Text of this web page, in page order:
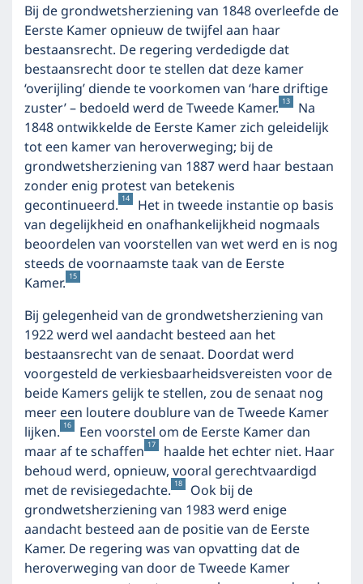
Bij de grondwetsherziening van 1848 overleefde de
Eerste Kamer opnieuw de twijfel aan haar
bestaansrecht. De regering verdedigde dat
bestaansrecht door te stellen dat deze kamer
‘overijling’ diende te voorkomen van ‘hare driftige
zuster’ – bedoeld werd de Tweede Kamer. 13
Na
1848 ontwikkelde de Eerste Kamer zich geleidelijk
tot een kamer van heroverweging; bij de
grondwetsherziening van 1887 werd haar bestaan
zonder enig protest van betekenis
gecontinueerd. 14
Het in tweede instantie op basis
van degelijkheid en onafhankelijkheid nogmaals
beoordelen van voorstellen van wet werd en is nog
steeds de voornaamste taak van de Eerste
Kamer. 15
Bij gelegenheid van de grondwetsherziening van
1922 werd wel aandacht besteed aan het
bestaansrecht van de senaat. Doordat werd
voorgesteld de verkiesbaarheidsvereisten voor de
beide Kamers gelijk te stellen, zou de senaat nog
meer een loutere doublure van de Tweede Kamer
lijken. 16
Een voorstel om de Eerste Kamer dan
maar af te schaffen 17
haalde het echter niet. Haar
behoud werd, opnieuw, vooral gerechtvaardigd
met de revisiegedachte. 18
Ook bij de
grondwetsherziening van 1983 werd enige
aandacht besteed aan de positie van de Eerste
Kamer. De regering was van opvatting dat de
heroverweging van door de Tweede Kamer